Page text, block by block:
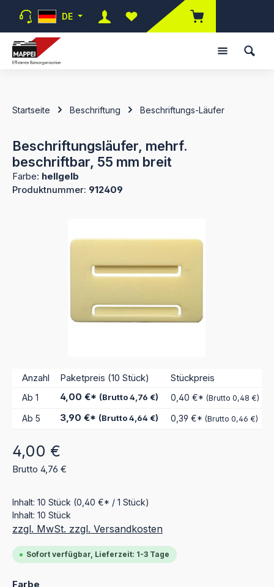
Zum Hauptinhalt springen
DE
Du hast 0 Produkte auf dem
Startseite Beschriftung Beschriftungs-Läufer
Beschriftungsläufer, mehrf.
beschriftbar, 55 mm breit
Farbe: hellgelb
Produktnummer: 912409
Anzahl Paketpreis (10 Stück) Stückpreis
Ab 1 4,00 €* (Brutto 4,76 €) 0,40 €* (Brutto 0,48 €)
Ab 5 3,90 €* (Brutto 4,64 €) 0,39 €* (Brutto 0,46 €)
Regulärer Preis:
4,00 €
Brutto 4,76 €
Inhalt: 10 Stück (0,40 €* / 1 Stück)
Inhalt: 10 Stück
zzgl. MwSt. zzgl. Versandkosten
Sofort verfügbar, Lieferzeit: 1-3 Tage
Farbe